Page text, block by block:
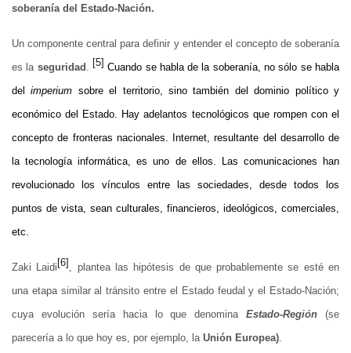
soberanía del Estado-Nación.
Un componente central para definir y entender el concepto de soberanía
es la seguridad . [5] Cuando se habla de la soberanía, no sólo se habla
delimperium sobre el territorio, sino también del dominio político y
económico del Estado. Hay adelantos tecnológicos que rompen con el
concepto de fronteras nacionales. Internet, resultante del desarrollo de
la tecnología informática, es uno de ellos. Las comunicaciones han
revolucionado los vínculos entre las sociedades, desde todos los
puntos de vista, sean culturales, financieros, ideológicos, comerciales,
etc.
Zaki Laidi [6] , plantea las hipótesis de que probablemente se esté en
una etapa similar al tránsito entre el Estado feudal y el Estado-Nación;
cuya evolución sería hacia lo que denominaEstado-Región
(se
parecería a lo que hoy es, por ejemplo, la Unión Europea).